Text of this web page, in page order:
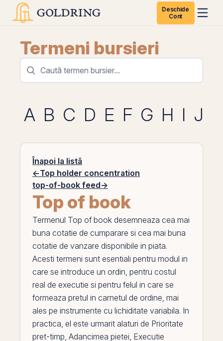
Deschide
Cont
Termeni bursieri
A B C D E F G H I J
Înapoi la listă
←Top holder concentration
top-of-book feed→
Top of book
Termenul Top of book desemneaza cea mai
buna cotatie de cumparare si cea mai buna
cotatie de vanzare disponibile in piata.
Acesti termeni sunt esentiali pentru modul in
care se introduce un ordin, pentru costul
real de executie si pentru felul in care se
formeaza pretul in carnetul de ordine, mai
ales pe instrumente cu lichiditate variabila. In
practica, el este urmarit alaturi de Prioritate
pret-timp, Adancimea pietei, Executie